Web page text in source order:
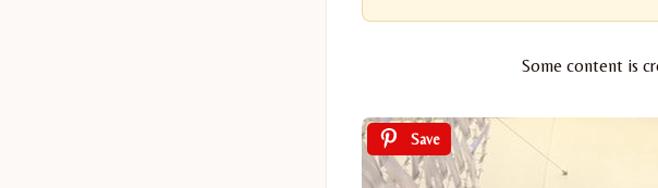
Some content is
Save